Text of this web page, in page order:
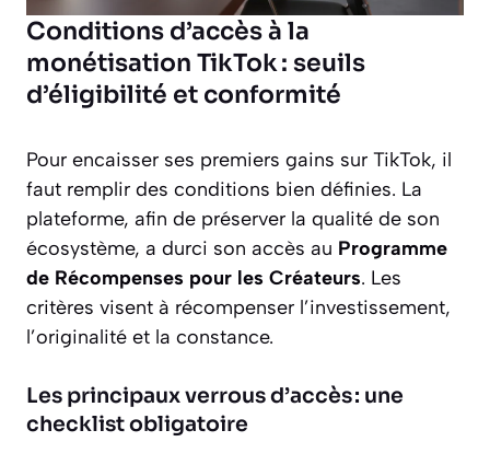
Conditions d’accès à la
monétisation TikTok : seuils
d’éligibilité et conformité
Pour encaisser ses premiers gains sur TikTok, il
faut remplir des conditions bien définies. La
plateforme, afin de préserver la qualité de son
écosystème, a durci son accès au Programme
de Récompenses pour les Créateurs. Les
critères visent à récompenser l’investissement,
l’originalité et la constance.
Les principaux verrous d’accès : une
checklist obligatoire